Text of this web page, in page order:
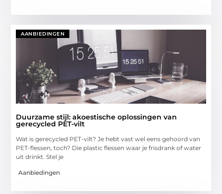
AANBIEDINGEN
Duurzame stijl: akoestische oplossingen van
gerecycled PET-vilt
Wat is gerecycled PET-vilt? Je hebt vast wel eens gehoord van
PET-flessen, toch? Die plastic flessen waar je frisdrank of water
uit drinkt. Stel je
Aanbiedingen